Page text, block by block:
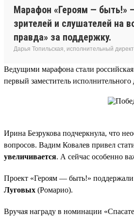
Марафон «Героям — быть!»
зрителей и слушателей на
правда» за поддержку.
Дарья Топильская, исполнительный
Ведущими марафона стали
первый заместитель
Ирина Безрукова подчеркнула, что
вопросов. Вадим Ковалев привел
увеличивается. А сейчас особенно
Проект «Героям — быть!»
Луговых (Ромарио).
Вручая награду в номинации